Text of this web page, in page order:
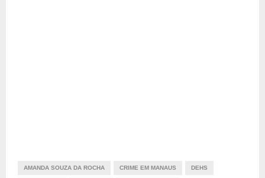
AMANDA SOUZA DA ROCHA CRIME EM MANAUS DEHS